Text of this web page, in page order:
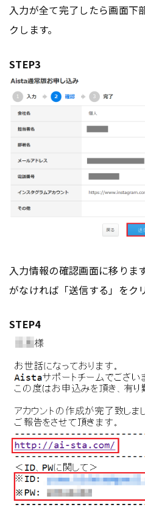
入力が全て完了したら画面下
クします。
STEP3
入力情報の確認画面に移りま
がなければ「送信する」をク
STEP4